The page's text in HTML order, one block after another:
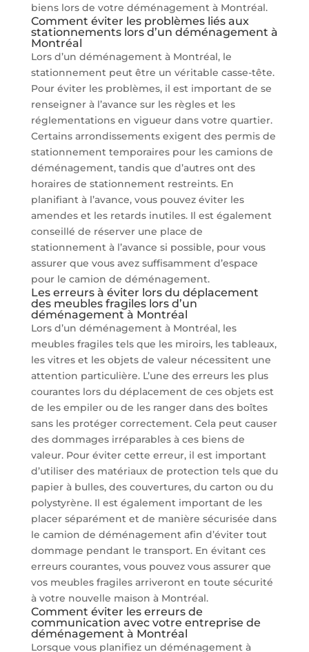
biens lors de votre déménagement à Montréal.
Comment éviter les problèmes liés aux
stationnements lors d’un déménagement à
Montréal
Lors d’un déménagement à Montréal, le
stationnement peut être un véritable casse-tête.
Pour éviter les problèmes, il est important de se
renseigner à l’avance sur les règles et les
réglementations en vigueur dans votre quartier.
Certains arrondissements exigent des permis de
stationnement temporaires pour les camions de
déménagement, tandis que d’autres ont des
horaires de stationnement restreints. En
planifiant à l’avance, vous pouvez éviter les
amendes et les retards inutiles. Il est également
conseillé de réserver une place de
stationnement à l’avance si possible, pour vous
assurer que vous avez suffisamment d’espace
pour le camion de déménagement.
Les erreurs à éviter lors du déplacement
des meubles fragiles lors d’un
déménagement à Montréal
Lors d’un déménagement à Montréal, les
meubles fragiles tels que les miroirs, les tableaux,
les vitres et les objets de valeur nécessitent une
attention particulière. L’une des erreurs les plus
courantes lors du déplacement de ces objets est
de les empiler ou de les ranger dans des boîtes
sans les protéger correctement. Cela peut causer
des dommages irréparables à ces biens de
valeur. Pour éviter cette erreur, il est important
d’utiliser des matériaux de protection tels que du
papier à bulles, des couvertures, du carton ou du
polystyrène. Il est également important de les
placer séparément et de manière sécurisée dans
le camion de déménagement afin d’éviter tout
dommage pendant le transport. En évitant ces
erreurs courantes, vous pouvez vous assurer que
vos meubles fragiles arriveront en toute sécurité
à votre nouvelle maison à Montréal.
Comment éviter les erreurs de
communication avec votre entreprise de
déménagement à Montréal
Lorsque vous planifiez un déménagement à